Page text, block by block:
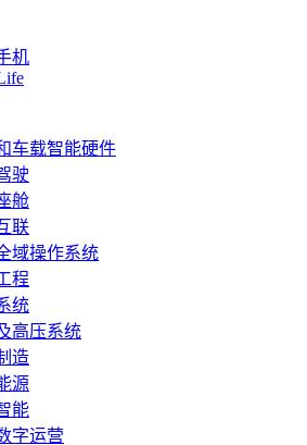
机
车载智能硬件
驶
舱
联
域操作系统
程
统
高压系统
造
源
能
字运营